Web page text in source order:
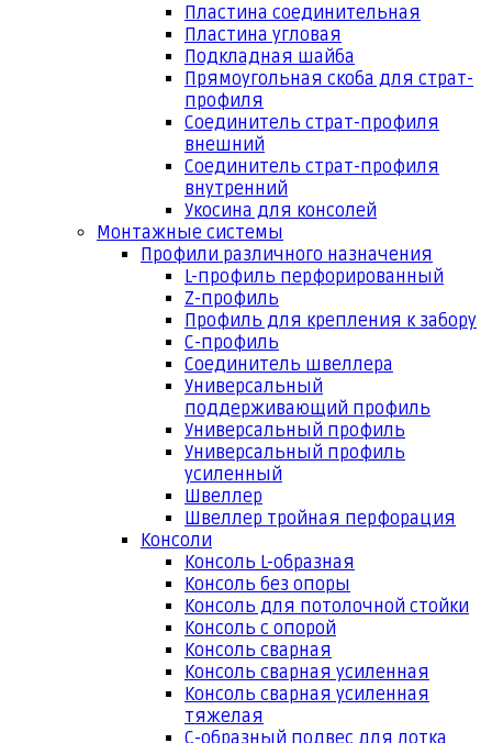
Пластина соединительная
Пластина угловая
Подкладная шайба
Прямоугольная скоба для страт-
профиля
Соединитель страт-профиля
внешний
Соединитель страт-профиля
внутренний
Укосина для консолей
Монтажные системы
Профили различного назначения
L-профиль перфорированный
Z-профиль
Профиль для крепления к забору
С-профиль
Соединитель швеллера
Универсальный
поддерживающий профиль
Универсальный профиль
Универсальный профиль
усиленный
Швеллер
Швеллер тройная перфорация
Консоли
Консоль L-образная
Консоль без опоры
Консоль для потолочной стойки
Консоль с опорой
Консоль сварная
Консоль сварная усиленная
Консоль сварная усиленная
тяжелая
С-образный подвес для лотка